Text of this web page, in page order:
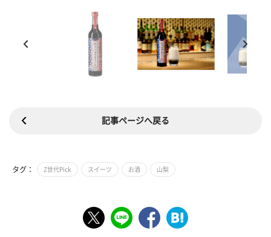
記事ページへ戻る
タグ： Z世代Pick スイーツ お酒 山梨